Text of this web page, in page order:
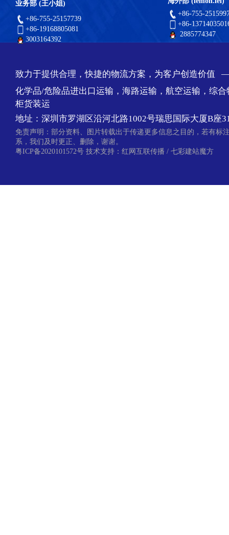
+86-755-
+86-
2885774347
业务部 (王小姐)
+86-755-25157739
+86-19168805081
3003164392
致力于提供合理，快捷的物流方案，为客户创造
化学品/危险品进出口运输，海路运输，航空运输，综
柜货装运
地址：深圳市罗湖区沿河北路1002号瑞思国际大厦B座
免责声明：部分资料、图片转载出于传递更多信息之目的，若有标
系，我们及时更正、删除，谢谢。
粤ICP备2020101572号技术支持： 红网互联传播 / 七彩建站魔方